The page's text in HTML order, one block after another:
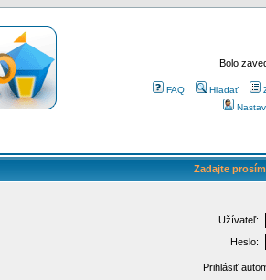
Bolo
FAQ Hľadať
Zadajte
Užívateľ:
Heslo:
Prihlásiť